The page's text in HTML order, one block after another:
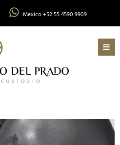
México +52 55 4590 9909